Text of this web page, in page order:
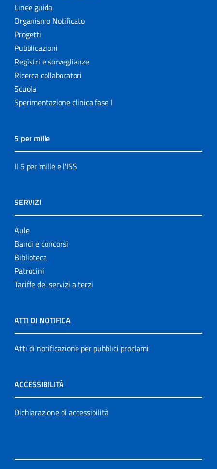
Linee guida
Organismo Notificato
Progetti
Pubblicazioni
Registri e sorveglianze
Ricerca collaboratori
Scuola
Sperimentazione clinica fase I
5 per mille
Il 5 per mille e l'ISS
SERVIZI
Aule
Bandi e concorsi
Biblioteca
Patrocini
Tariffe dei servizi a terzi
ATTI DI NOTIFICA
Atti di notificazione per pubblici proclami
ACCESSIBILITÀ
Dichiarazione di accessibilità